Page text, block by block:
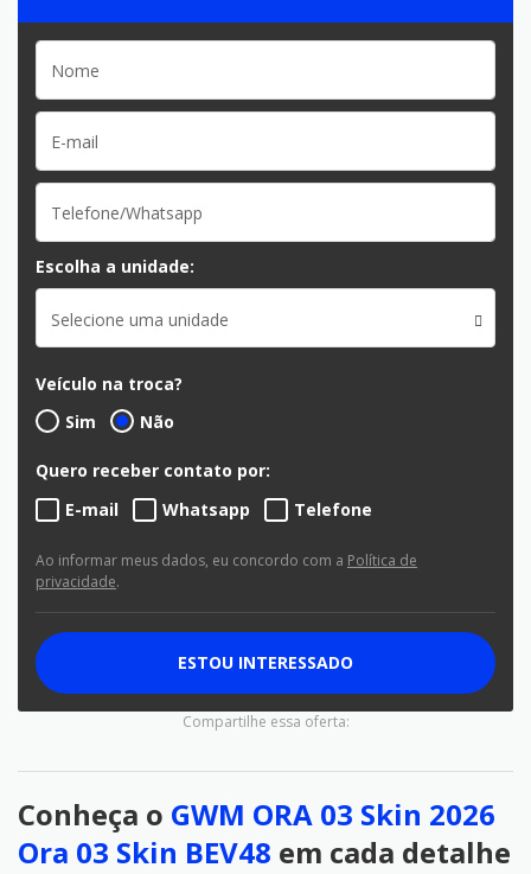
Escolha a unidade:
Selecione uma unidade
Veículo na troca?
Sim
Não
Quero receber contato por:
E-mail
Whatsapp Telefone
Ao informar meus dados, eu concordo com a Política de
privacidade.
ESTOU INTERESSADO
Compartilhe essa oferta:
Conheça o GWM ORA 03 Skin 2026
Ora 03 Skin BEV48 em cada detalhe